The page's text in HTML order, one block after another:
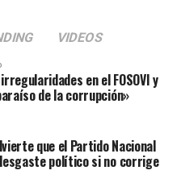
VIDEOS
en el FOSOVI y
de la corrupción»
que el Partido Nacional
político si no corrige